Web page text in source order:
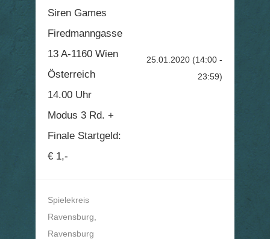
Siren Games
Firedmanngasse
13 A-1160 Wien
Österreich
14.00 Uhr
Modus 3 Rd. +
Finale Startgeld:
€ 1,-
25.01.2020 (14:00 -
23:59)
Spielekreis
Ravensburg,
Ravensburg